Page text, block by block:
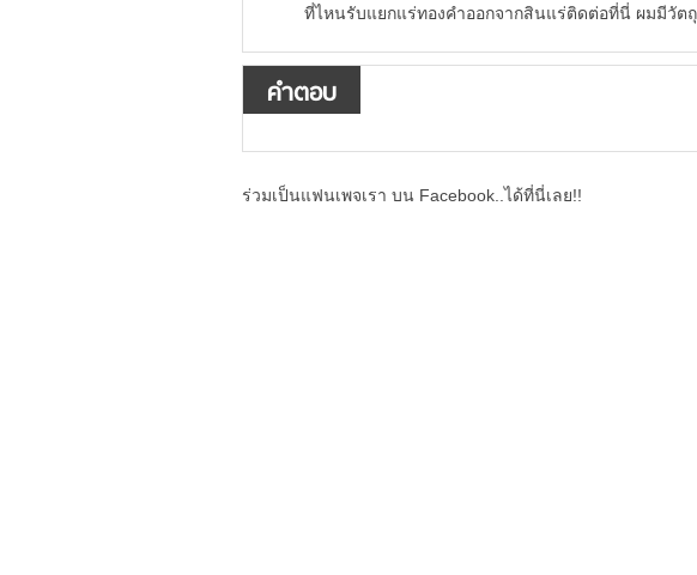
ที่ไหนรับแยกแร่ทองคำออกจากสินแร่ติดต่อที่นี่ ผมมีวัต
คำตอบ
ร่วมเป็นแฟนเพจเรา บน Facebook..ได้ที่นี่เลย!!